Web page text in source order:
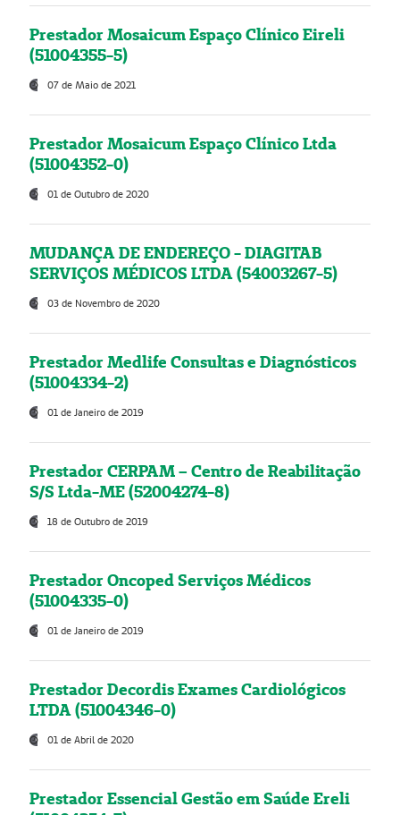
Prestador Mosaicum Espaço Clínico Eireli
(51004355-5)
07 de Maio de 2021
Prestador Mosaicum Espaço Clínico Ltda
(51004352-0)
01 de Outubro de 2020
MUDANÇA DE ENDEREÇO - DIAGITAB
SERVIÇOS MÉDICOS LTDA (54003267-5)
03 de Novembro de 2020
Prestador Medlife Consultas e Diagnósticos
(51004334-2)
01 de Janeiro de 2019
Prestador CERPAM – Centro de Reabilitação
S/S Ltda-ME (52004274-8)
18 de Outubro de 2019
Prestador Oncoped Serviços Médicos
(51004335-0)
01 de Janeiro de 2019
Prestador Decordis Exames Cardiológicos
LTDA (51004346-0)
01 de Abril de 2020
Prestador Essencial Gestão em Saúde Ereli